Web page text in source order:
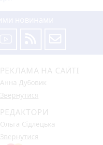
РЕКЛАМА НА САЙТІ
Анна Дубовик
Звернутися
РЕДАКТОРИ
Ольга Сідлецька
Звернутися